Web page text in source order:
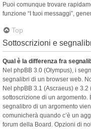
Puoi comunque trovare
funzione “I tuoi messaggi”,
Top
Sottoscrizioni e
Qual è la differenza fra
Nel phpBB 3.0 (Olympus), i
segnalibri di un browser web.
Nel phpBB 3.1 (Ascraeus) e
sottoscrizione di un
segnalibro di un argomento
comunicherà quando c’è un
forum della Board. Opzioni di